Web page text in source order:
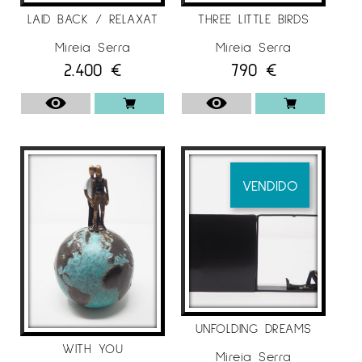
integrarse en la vida diaria, conectándonos
con el arte que inspira y que invita a la
reflexión sobre la vida y las relaciones.
Utilizando hierro y bronce contemporáneos, he
desarrollado mi propio estilo e iconografía. Mi
obra incluye elementos simbólicos como
apuntar más allá de la superficie de la
realidad. Los detalles en mis figuras presentan
situaciones que invitan a una lectura más
profunda, permitiéndome transmitir conceptos
abstractos, sentimientos y sensaciones de mi
mundo interior, como si fueran caramelos para
el alma.
Cada pieza tiene un toque de misterio,
mostrando que la realidad sirve a una historia,
LAID BACK / RELAXAT
Mireia Serra
2.400 €
WITH YOU
THREE LITTLE BIRDS
Mireia Serra
790 €
VENDIDO
UNFOLDING DREAMS
Mireia Serra